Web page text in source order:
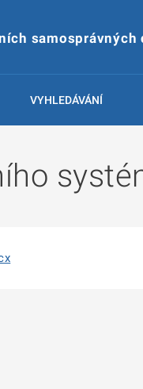
VYHLEDÁVÁNÍ